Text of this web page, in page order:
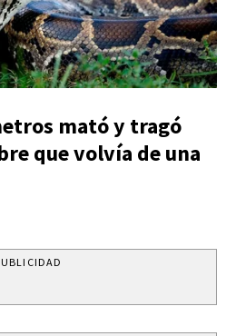
mató y tragó
que volvía de una